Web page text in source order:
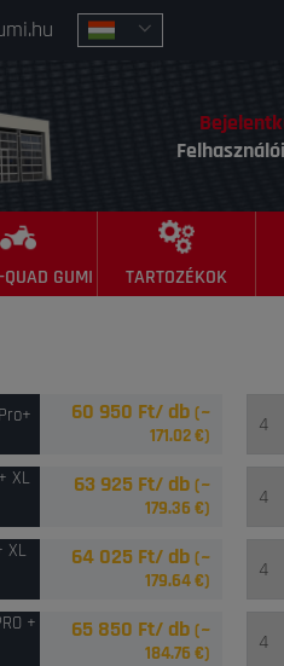
QUAD GUMI TARTOZÉKOK
60 950 Ft/ db (~
171.02€)
XL 63 925 Ft/ db (~
179.36 €)
XL 64 025 Ft/ db (~
179.64€)
+ 65 850 Ft/ db (~
184.76 €)